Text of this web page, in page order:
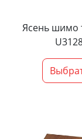
Ясень шимо